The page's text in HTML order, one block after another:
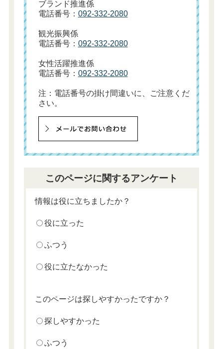
ブランド推進係
電話番号： 092-332-2080
観光振興係
電話番号： 092-332-2080
女性活躍推進係
電話番号： 092-332-2080
注：電話番号の掛け間違いに、ご注意くだ
さい。
このページに関するアンケート
情報は役に立ちましたか？
役に立った
ふつう
役に立たなかった
このページは探しやすかったですか？
探しやすかった
ふつう